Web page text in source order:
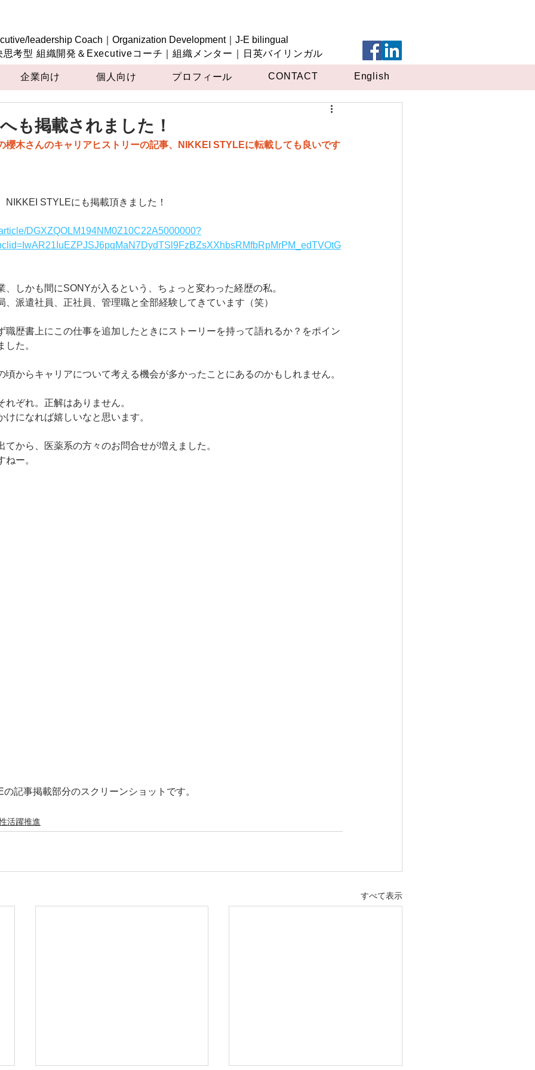
leadership Coach｜Organization Development｜J-E bilingual
思考型 組織開発＆Executiveコーチ｜組織メンター｜日英バイリンガル
企業向け 個人向け プロフィール CONTACT English
へも掲載されました！
櫻木さんのキャリアヒストリーの記事、NIKKEI STYLEに転載しても良いです
NIKKEI STYLEにも掲載頂きました！
DGXZQOLM194NM0Z10C22A5000000?
、しかも間にSONYが入るという、ちょっと変わった経歴の私。
、派遣社員、正社員、管理職と全部経験してきています（笑）
職歴書上にこの仕事を追加したときにストーリーを持って語れるか？をポイン
した。
頃からキャリアについて考える機会が多かったことにあるのかもしれません。
ぞれ。正解はありません。
になれば嬉しいなと思います。
てから、医薬系の方々のお問合せが増えました。
ねー。
記事掲載部分のスクリーンショットです。
活躍推進
すべて表示